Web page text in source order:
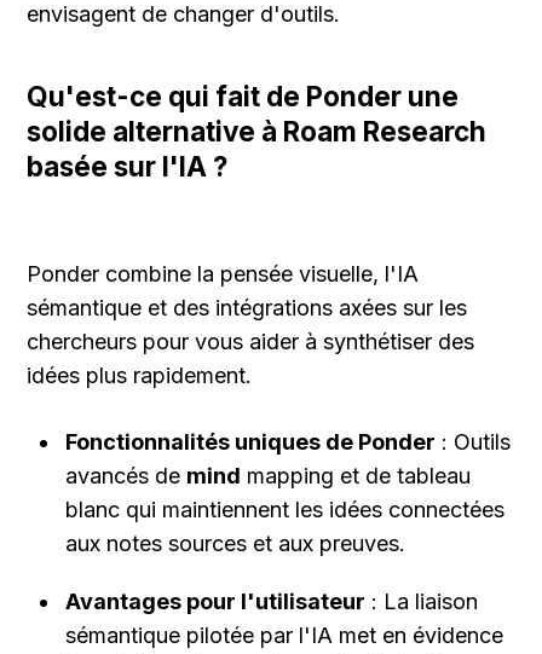
envisagent de changer d'outils.
Qu'est-ce qui fait de Ponder une
solide alternative à Roam Research
basée sur l'IA ?
Ponder combine la pensée visuelle, l'IA
sémantique et des intégrations axées sur les
chercheurs pour vous aider à synthétiser des
idées plus rapidement.
Fonctionnalités uniques de Ponder : Outils
avancés de mind mapping et de tableau
blanc qui maintiennent les idées connectées
aux notes sources et aux preuves.
Avantages pour l'utilisateur : La liaison
sémantique pilotée par l'IA met en évidence